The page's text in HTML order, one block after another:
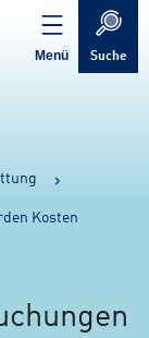
Menü Suche
Kosten